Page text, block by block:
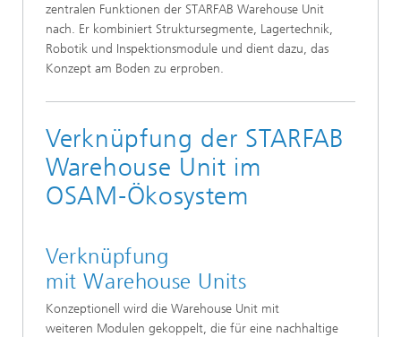
zentralen Funktionen der STARFAB Warehouse Unit
nach. Er kombiniert Struktursegmente, Lagertechnik,
Robotik und Inspektionsmodule und dient dazu, das
Konzept am Boden zu erproben.
Verknüpfung der STARFAB
Warehouse Unit im
OSAM‑Ökosystem
Verknüpfung
mit Warehouse Units
Konzeptionell wird die Warehouse Unit mit
weiteren Modulen gekoppelt, die für eine nachhaltige